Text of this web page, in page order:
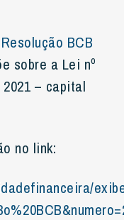
Resolução BCB
sobre a Lei nº
– capital
no link: